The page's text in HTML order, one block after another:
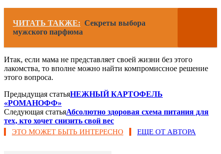
ЧИТАТЬ ТАКЖЕ: Секреты выбора
мужского парфюма
Итак, если мама не представляет своей жизни без этого
лакомства, то вполне можно найти компромиссное решение
этого вопроса.
Предыдущая статьяНЕЖНЫЙ КАРТОФЕЛЬ
«РОМАНОФФ»
Следующая статьяАбсолютно здоровая схема питания для
тех, кто хочет снизить свой вес
ЭТО МОЖЕТ БЫТЬ ИНТЕРЕСНО ЕЩЕ ОТ АВТОРА